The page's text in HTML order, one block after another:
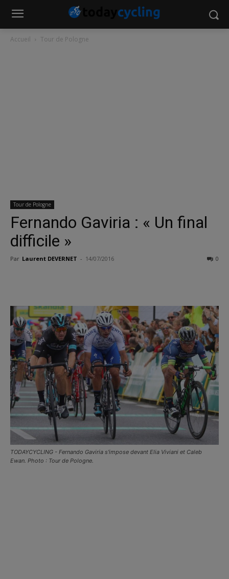
Accueil Tour de Pologne
Tour de Pologne
Fernando Gaviria : « Un final
difficile »
Par Laurent DEVERNET - 14/07/2016 0
TODAYCYCLING - Fernando Gaviria s'impose devant Elia Viviani et Caleb
Ewan. Photo : Tour de Pologne.